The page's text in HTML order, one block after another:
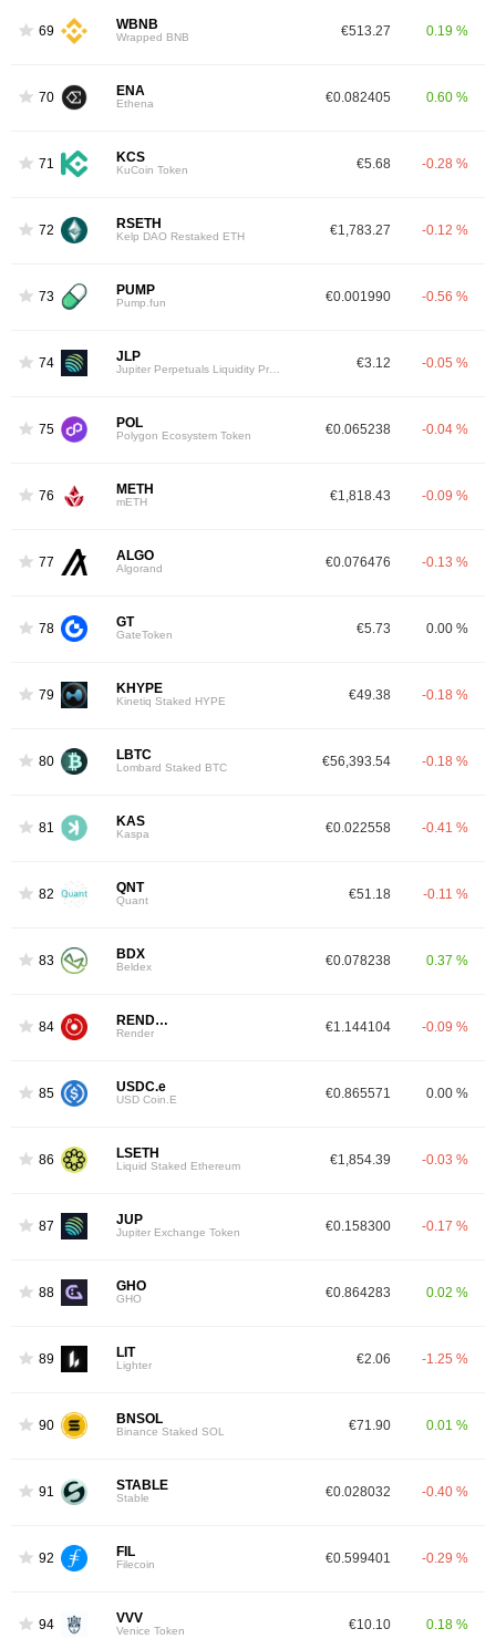
69 WBNB
Wrapped BNB €513.27 0.19 %
70 ENA
Ethena €0.082405 0.60 %
71 KCS
KuCoin Token €5.68 -0.28 %
72 RSETH
Kelp DAO Restaked ETH €1,783.27 -0.12 %
73 PUMP
Pump.fun €0.001990 -0.56 %
74 JLP €3.12 -0.05 %
75 POL
Polygon Ecosystem Token €0.065238 -0.04 %
76 METH
mETH €1,818.43 -0.09 %
77 ALGO
Algorand €0.076476 -0.13 %
78 GT
GateToken €5.73 0.00 %
79 KHYPE
Kinetiq Staked HYPE €49.38 -0.18 %
80 LBTC
Lombard Staked BTC €56,393.54 -0.18 %
81 KAS
Kaspa €0.022558 -0.41 %
82 QNT
Quant €51.18 -0.11 %
83 BDX
Beldex €0.078238 0.37 %
84 RENDER
Render €1.144104 -0.09 %
85 USDC.e
USD Coin.E €0.865571 0.00 %
86 LSETH
Liquid Staked Ethereum €1,854.39 -0.03 %
87 JUP
Jupiter Exchange Token €0.158300 -0.17 %
88 GHO
GHO €0.864283 0.02 %
89 LIT
Lighter €2.06 -1.25 %
90 BNSOL
Binance Staked SOL €71.90 0.01 %
91 STABLE
Stable €0.028032 -0.40 %
92 FIL
Filecoin €0.599401 -0.29 %
94 VVV
Venice Token €10.10 0.18 %